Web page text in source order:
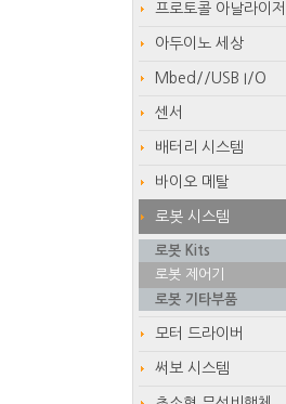
프로토콜 아날라이저
아두이노 세상
Mbed//USB I/O
센서
배터리 시스템
바이오 메탈
로봇 시스템
로봇 Kits
로봇 제어기
로봇 기타부품
모터 드라이버
써보 시스템